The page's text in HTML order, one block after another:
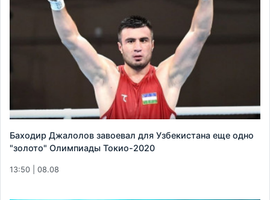
Баходир Джалолов завоевал для Узбекистана еще одно
"золото" Олимпиады Токио-2020
13:50 | 08.08